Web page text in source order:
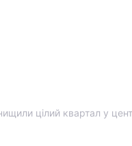
цілий квартал у